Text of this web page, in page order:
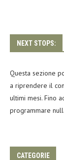
NEXT STOPS:
Questa sezione
a riprendere il
ultimi mesi. Fino
programmare
CATEGORIE